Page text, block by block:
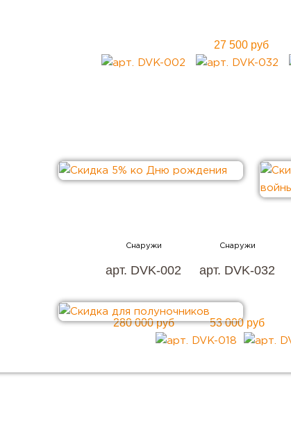
27 500 руб
арт. DVK-002
280 000 руб
арт. DVK-032
53 000 руб